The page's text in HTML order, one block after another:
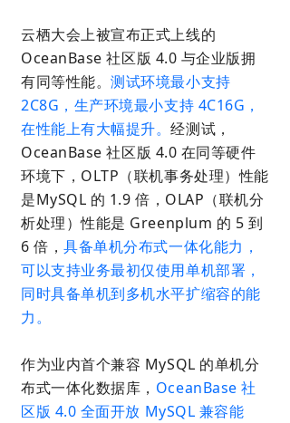
云栖大会上被宣布正式上线的
OceanBase 社区版 4.0 与企业版拥
有同等性能。测试环境最小支持
2C8G，生产环境最小支持 4C16G，
在性能上有大幅提升。经测试，
OceanBase 社区版 4.0 在同等硬件
环境下，OLTP（联机事务处理）性能
是MySQL 的 1.9 倍，OLAP（联机分
析处理）性能是 Greenplum 的 5 到
6 倍，具备单机分布式一体化能力，
可以支持业务最初仅使用单机部署，
同时具备单机到多机水平扩缩容的能
力。
作为业内首个兼容 MySQL 的单机分
布式一体化数据库， OceanBase 社
区版 4.0 全面开放 MySQL 兼容能